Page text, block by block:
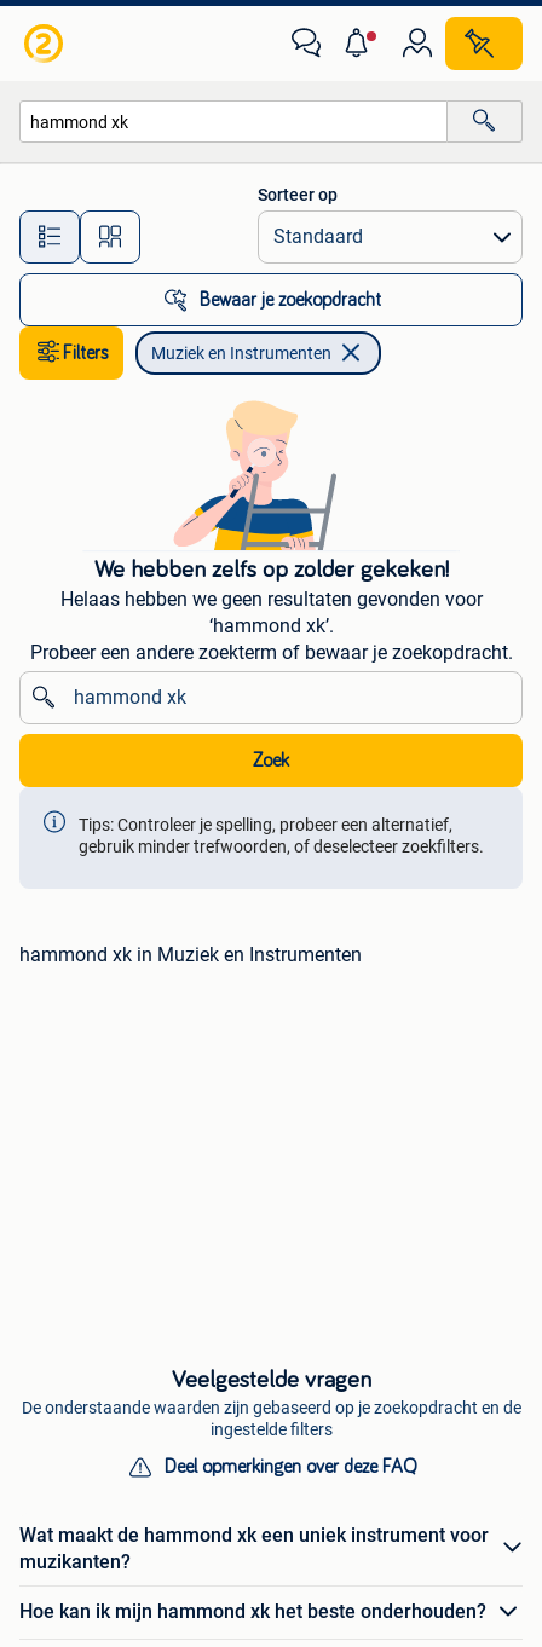
Alle afstanden…
Sorteer op
Bewaar je zoekopdracht
Filters Muziek en Instrumenten
We hebben zelfs op zolder gekeken!
Helaas hebben we geen resultaten gevonden voor
‘hammond xk’.
Probeer een andere zoekterm of bewaar je zoekopdracht.
Zoek
Tips: Controleer je spelling, probeer een alternatief,
gebruik minder trefwoorden, of deselecteer zoekfilters.
hammond xk in Muziek en Instrumenten
Veelgestelde vragen
De onderstaande waarden zijn gebaseerd op je zoekopdracht en de
ingestelde filters
Deel opmerkingen over deze FAQ
Wat maakt de hammond xk een uniek instrument voor
muzikanten?
Hoe kan ik mijn hammond xk het beste onderhouden?